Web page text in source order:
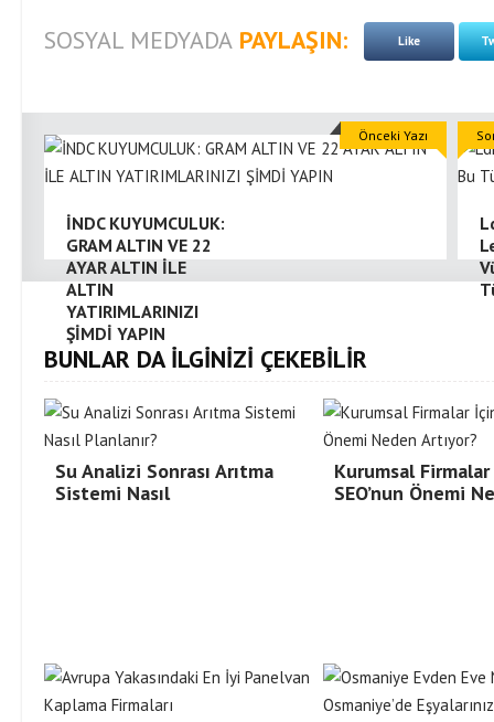
SOSYAL MEDYADA PAYLAŞIN: Like
İNDC KUYUMCULUK:
GRAM ALTIN VE 22
AYAR ALTIN İLE
ALTIN
YATIRIMLARINIZI
ŞİMDİ YAPIN
Önceki Yazı
BUNLAR DA İLGİNİZİ ÇEKEBİLİR
Su Analizi Sonrası Arıtma
Sistemi Nasıl
Kurumsal
SEO’nun Önemi